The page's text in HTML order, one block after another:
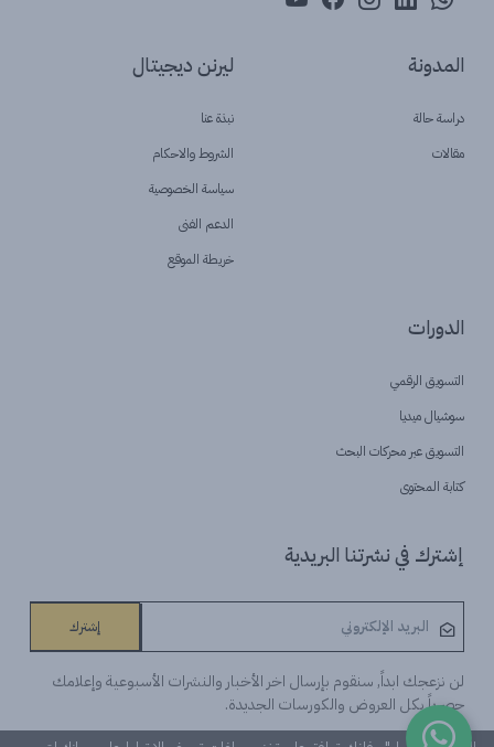
المدونة
دراسة حالة
مقالات
ليرنن ديجيتال
نبذة عنا
الشروط والاحكام
سياسة الخصوصية
الدعم الفنى
خريطة الموقع
الدورات
التسويق الرقمي
سوشيال ميديا
التسويق عبر محركات البحث
كتابة المحتوى
إشترك في نشرتنا البريدية
إشترك
لن نزعجك ابداً, سنقوم بإرسال اخر الأخبار والنشرات الأسبوعية وإعلامك
حصرياً بكل العروض والكورسات الجديدة.